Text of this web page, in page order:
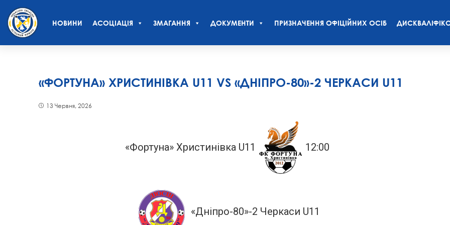
НОВИНИ АСОЦІАЦІЯ ЗМАГАННЯ ДОКУМЕНТИ ПРИЗНАЧЕННЯ ОФІЦІЙНИХ ОСІБ
«ФОРТУНА» ХРИСТИНІВКА U11 VS «ДНІПРО-80»-2 ЧЕРКАСИ U11
13 Червня, 2026
«Фортуна» Христинівка U11 12:00
«Дніпро-80»-2 Черкаси U11